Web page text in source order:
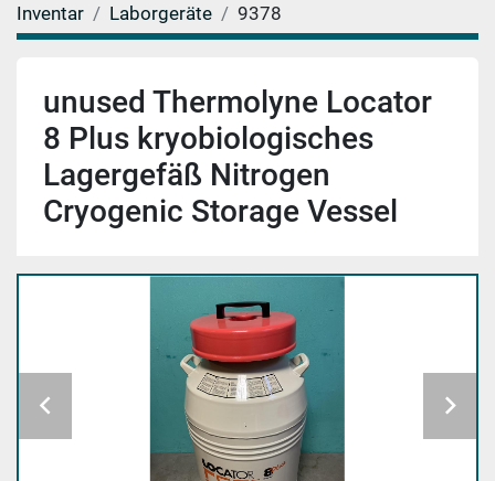
Inventar Laborgeräte 9378
unused Thermolyne Locator
8 Plus kryobiologisches
Lagergefäß Nitrogen
Cryogenic Storage Vessel